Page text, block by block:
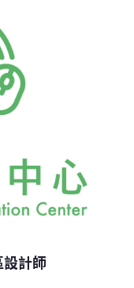
精......等，都適用
多錢在買這些水
些90%的塑膠垃
費。於是Jason
在市場上的產品包
計師